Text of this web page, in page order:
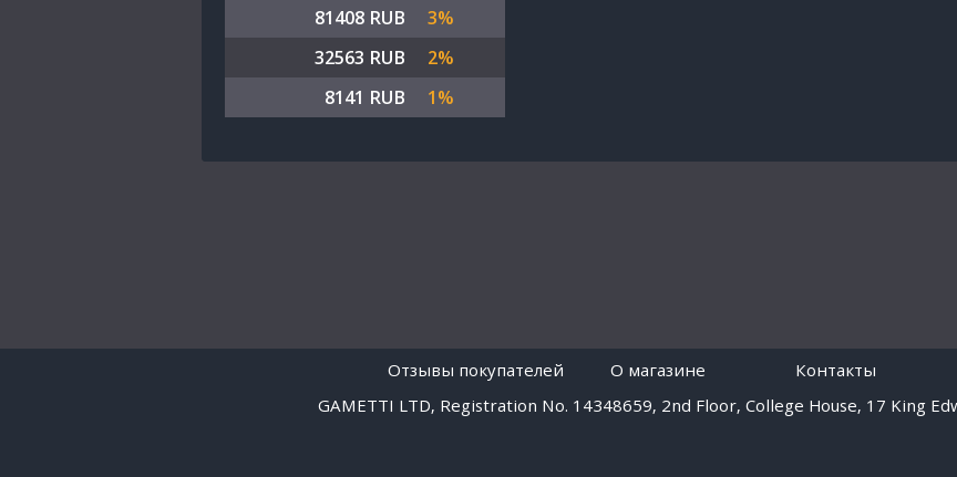
81408 RUB
3%
32563 RUB
2%
8141 RUB
1%
Отзывы покупателей O магазине Контакты
GAMETTI LTD, Registration No. 14348659, 2nd Floor, College House, 17 King